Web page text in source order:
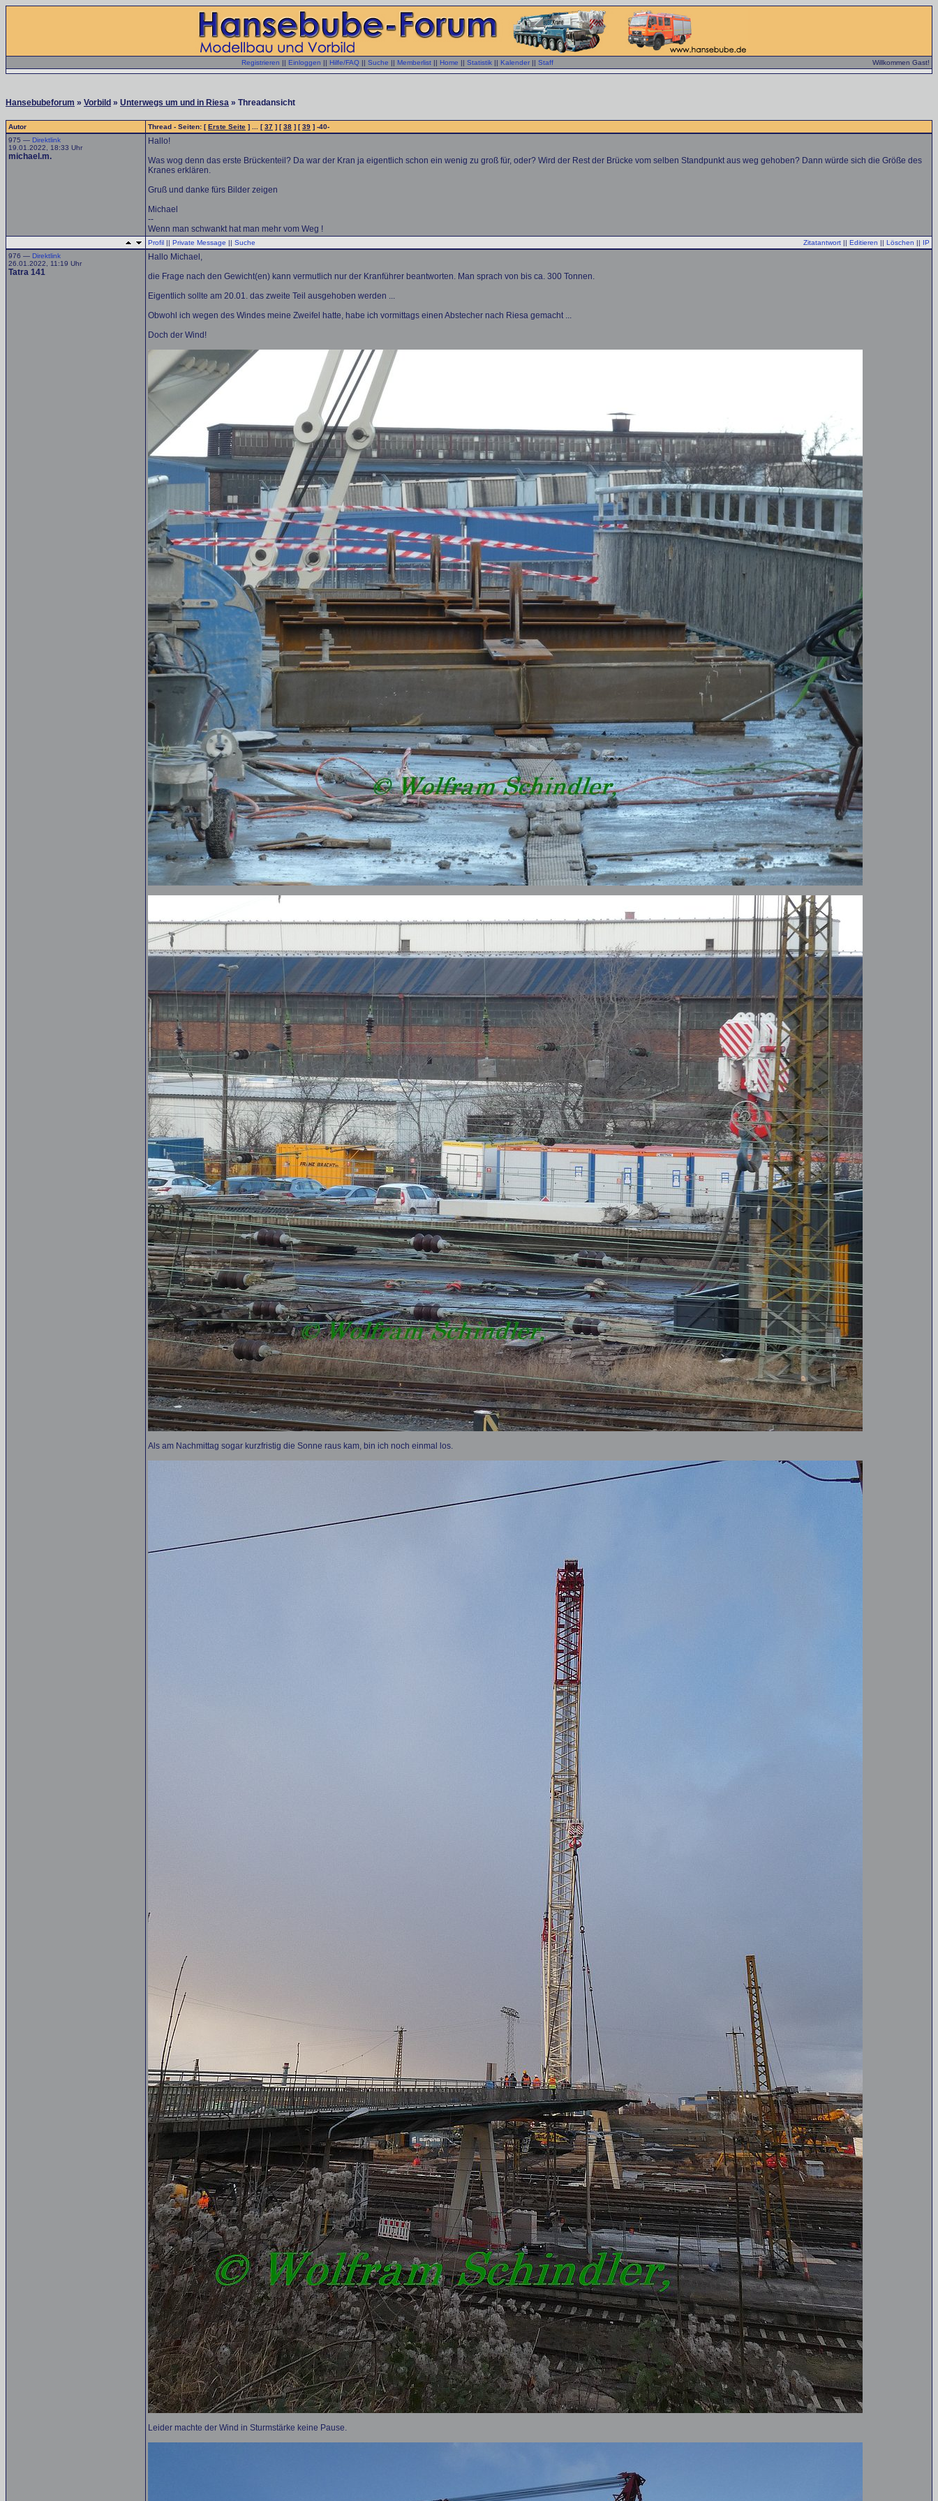
Registrieren || Einloggen || Hilfe/FAQ || Suche || Memberlist || Home || Statistik || Kalender || Staff Willkommen Gast!
Hansebubeforum » Vorbild » Unterwegs um und in Riesa » Threadansicht
Autor Thread - Seiten: [Erste Seite ] ... [37 ] [38 ] [39 ] -40-
975 — Direktlink
19.01.2022, 18:33 Uhr
michael.m.
Hallo!
Was wog denn das erste Brückenteil? Da war der Kran ja eigentlich schon ein wenig zu groß für, oder? Wird der Rest der Brücke vom selben Standpunkt aus weg gehoben? Dann würde sich die Größe des
Kranes erklären.
Gruß und danke fürs Bilder zeigen
Michael
--
Wenn man schwankt hat man mehr vom Weg !
Profil || Private Message || Suche Zitatantwort || Editieren || Löschen || IP
976 — Direktlink
26.01.2022, 11:19 Uhr
Tatra 141
Hallo Michael,
die Frage nach den Gewicht(en) kann vermutlich nur der Kranführer beantworten. Man sprach von bis ca. 300 Tonnen.
Eigentlich sollte am 20.01. das zweite Teil ausgehoben werden ...
Obwohl ich wegen des Windes meine Zweifel hatte, habe ich vormittags einen Abstecher nach Riesa gemacht ...
Doch der Wind!
Als am Nachmittag sogar kurzfristig die Sonne raus kam, bin ich noch einmal los.
Leider machte der Wind in Sturmstärke keine Pause.